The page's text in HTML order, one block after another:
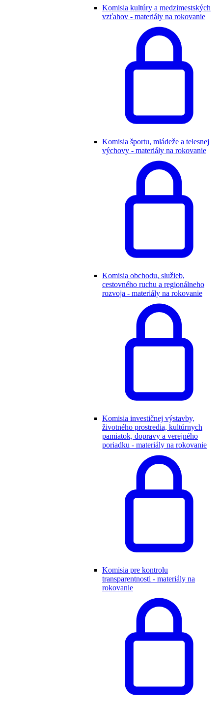
Komisia kultúry a medzimestských
vzťahov - materiály na rokovanie
Komisia športu, mládeže a telesnej
výchovy - materiály na rokovanie
Komisia obchodu, služieb,
cestovného ruchu a regionálneho
rozvoja - materiály na rokovanie
Komisia investičnej výstavby,
životného prostredia, kultúrnych
pamiatok, dopravy a verejného
poriadku - materiály na rokovanie
Komisia pre kontrolu
transparentnosti - materiály na
rokovanie